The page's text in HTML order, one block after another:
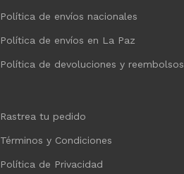
Política de envíos nacionales
Política de envíos en La Paz
Política de devoluciones y reembolsos
Rastrea tu pedido
Términos y Condiciones
Política de Privacidad